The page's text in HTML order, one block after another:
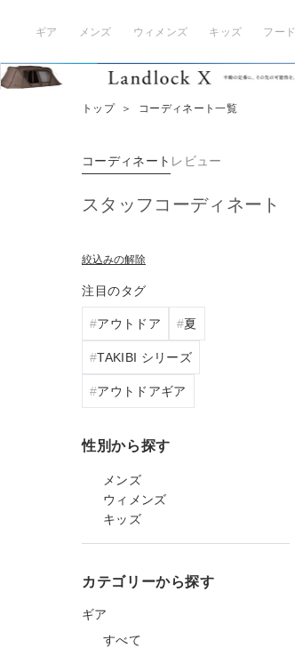
ギア メンズ ウィメンズ キッズ フード
トップ ＞ コーディネート一覧
コーディネート レビュー
スタッフコーディネート
絞込みの解除
注目のタグ
アウトドア 夏
TAKIBI シリーズ
アウトドアギア
性別から探す
メンズ
ウィメンズ
キッズ
カテゴリーから探す
ギア
すべて